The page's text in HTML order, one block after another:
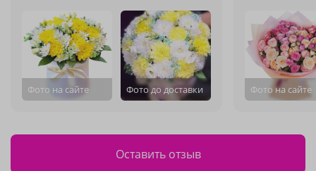
Фото на сайте Фото до доставки Фото на сайте
Оставить отзыв